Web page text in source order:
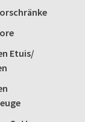
Etuis/